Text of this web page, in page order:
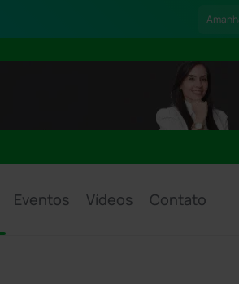
Eventos Vídeos Contato